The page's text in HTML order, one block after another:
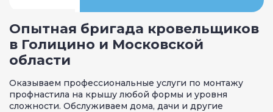
Опытная бригада кровельщиков
в Голицино и Московской
области
Оказываем профессиональные услуги по монтажу
профнастила на крышу любой формы и уровня
сложности. Обслуживаем дома, дачи и другие